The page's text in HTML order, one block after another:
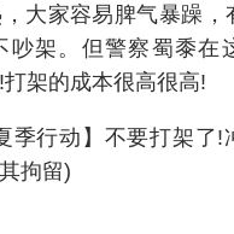
家容易脾气暴躁，
吵架。但警察蜀黍在
架的成本很高很高!
行动】不要打架了!
拘留)